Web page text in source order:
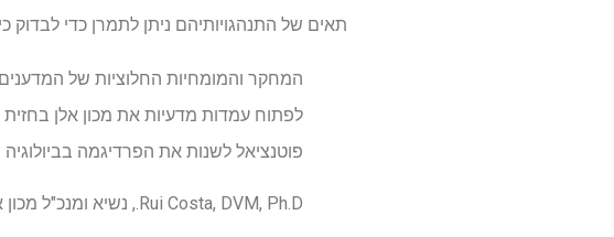
תאים של התנהגויותיהם ניתן לתמרן כדי
המחקר והמומחיות החלוציות של
פוטנציאל לשנות את הפרדיגמה
Rui Costa, DVM, Ph.D., נשיא ומנכ"ל מכון אלן